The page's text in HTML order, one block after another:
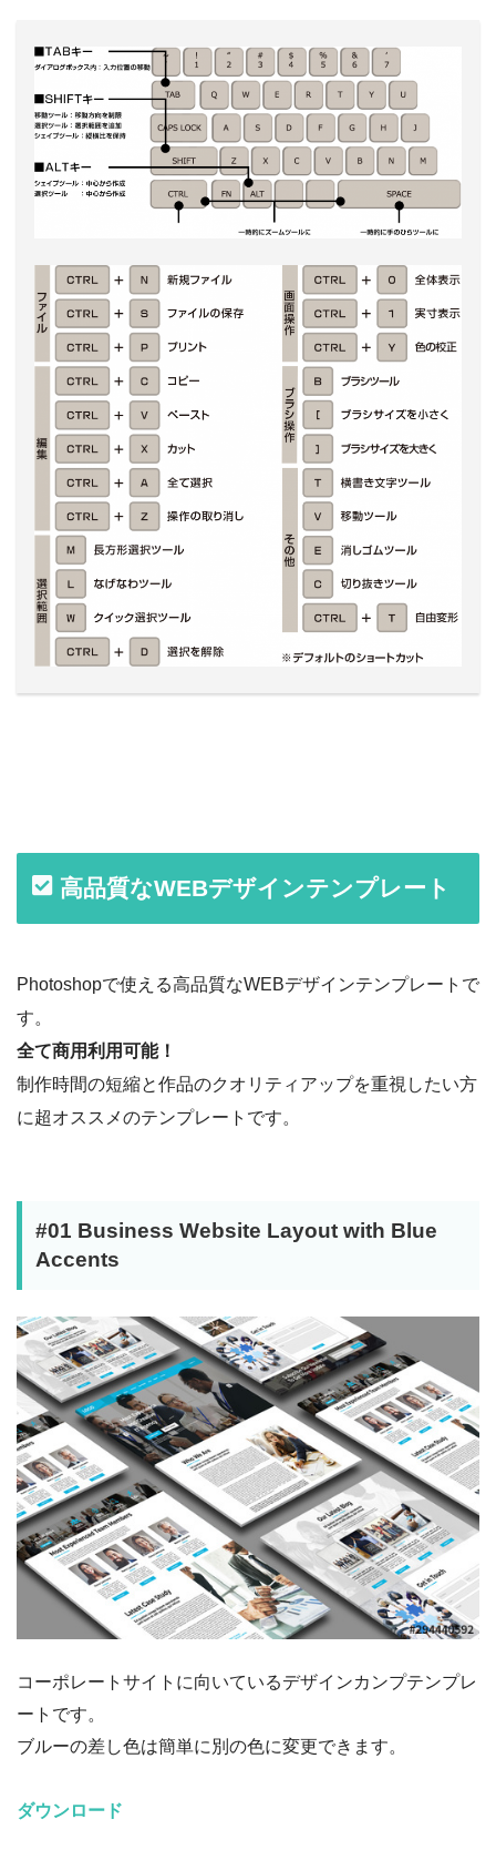
高品質なWEBデザインテンプレート
Photoshopで使える高品質なWEBデザインテンプレートで
す。
全て商用利用可能！
制作時間の短縮と作品のクオリティアップを重視したい方
に超オススメのテンプレートです。
#01 Business Website Layout with Blue
Accents
コーポレートサイトに向いているデザインカンプテンプレ
ートです。
ブルーの差し色は簡単に別の色に変更できます。
ダウンロード